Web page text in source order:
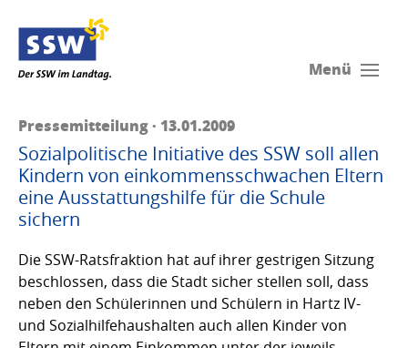
Menü
Pressemitteilung · 13.01.2009
Sozialpolitische Initiative des SSW soll allen
Kindern von einkommensschwachen Eltern
eine Ausstattungshilfe für die Schule
sichern
Die SSW-Ratsfraktion hat auf ihrer gestrigen Sitzung
beschlossen, dass die Stadt sicher stellen soll, dass
neben den Schülerinnen und Schülern in Hartz IV-
und Sozialhilfehaushalten auch allen Kinder von